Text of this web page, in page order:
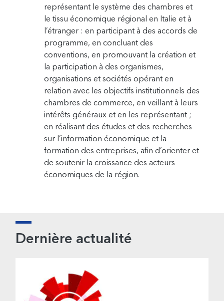
représentant le système des chambres et
le tissu économique régional en Italie et à
l’étranger : en participant à des accords de
programme, en concluant des
conventions, en promouvant la création et
la participation à des organismes,
organisations et sociétés opérant en
relation avec les objectifs institutionnels des
chambres de commerce, en veillant à leurs
intérêts généraux et en les représentant ;
en réalisant des études et des recherches
sur l’information économique et la
formation des entreprises, afin d’orienter et
de soutenir la croissance des acteurs
économiques de la région.
Barre
latérale
Dernière actualité